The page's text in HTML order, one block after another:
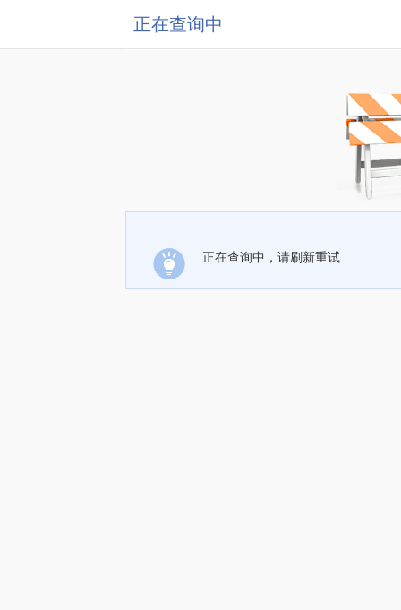
正在查询中
正在查询中，请刷新重试